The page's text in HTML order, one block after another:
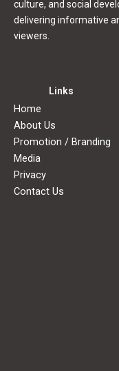
culture, and social
delivering informative
viewers.
Links
Home
About Us
Promotion / Branding
Media
Privacy
Contact Us